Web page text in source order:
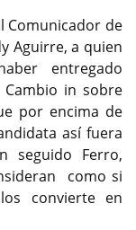
Comunicador de
Aguirre, a quien
entregado
in sobre
por encima de
así fuera
seguido Ferro,
como si
convierte en